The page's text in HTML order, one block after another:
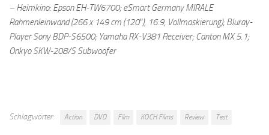
– Heimkino: Epson EH-TW6700; eSmart Germany MIRALE
Rahmenleinwand (266 x 149 cm (120″), 16:9, Vollmaskierung); Bluray-
Player Sony BDP-S6500; Yamaha RX-V381 Receiver; Canton MX 5.1;
Onkyo SKW-208/S Subwoofer
Schlagwörter: Action DVD Film KOCH Films Review Test